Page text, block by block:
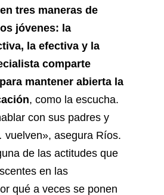
tres maneras de
jóvenes: la
la efectiva y la
comparte
mantener abierta la
, como la escucha.
con sus padres y
asegura Ríos.
de las actitudes que
en las
qué a veces se ponen